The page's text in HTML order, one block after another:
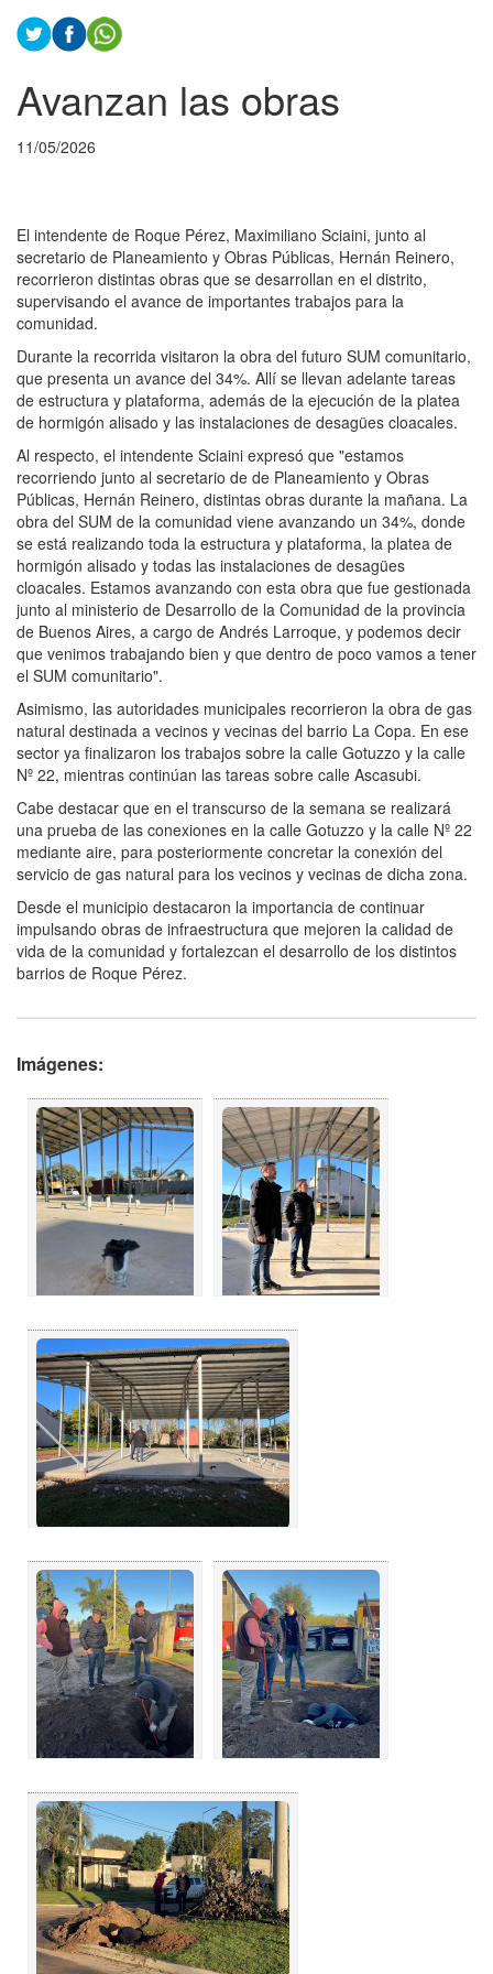
Avanzan las obras
11/05/2026
El intendente de Roque Pérez, Maximiliano Sciaini, junto al
secretario de Planeamiento y Obras Públicas, Hernán Reinero,
recorrieron distintas obras que se desarrollan en el distrito,
supervisando el avance de importantes trabajos para la
comunidad.
Durante la recorrida visitaron la obra del futuro SUM comunitario,
que presenta un avance del 34%. Allí se llevan adelante tareas
de estructura y plataforma, además de la ejecución de la platea
de hormigón alisado y las instalaciones de desagües cloacales.
Al respecto, el intendente Sciaini expresó que "estamos
recorriendo junto al secretario de de Planeamiento y Obras
Públicas, Hernán Reinero, distintas obras durante la mañana. La
obra del SUM de la comunidad viene avanzando un 34%, donde
se está realizando toda la estructura y plataforma, la platea de
hormigón alisado y todas las instalaciones de desagües
cloacales. Estamos avanzando con esta obra que fue gestionada
junto al ministerio de Desarrollo de la Comunidad de la provincia
de Buenos Aires, a cargo de Andrés Larroque, y podemos decir
que venimos trabajando bien y que dentro de poco vamos a tener
el SUM comunitario".
Asimismo, las autoridades municipales recorrieron la obra de gas
natural destinada a vecinos y vecinas del barrio La Copa. En ese
sector ya finalizaron los trabajos sobre la calle Gotuzzo y la calle
Nº 22, mientras continúan las tareas sobre calle Ascasubi.
Cabe destacar que en el transcurso de la semana se realizará
una prueba de las conexiones en la calle Gotuzzo y la calle Nº 22
mediante aire, para posteriormente concretar la conexión del
servicio de gas natural para los vecinos y vecinas de dicha zona.
Desde el municipio destacaron la importancia de continuar
impulsando obras de infraestructura que mejoren la calidad de
vida de la comunidad y fortalezcan el desarrollo de los distintos
barrios de Roque Pérez.
Imágenes: